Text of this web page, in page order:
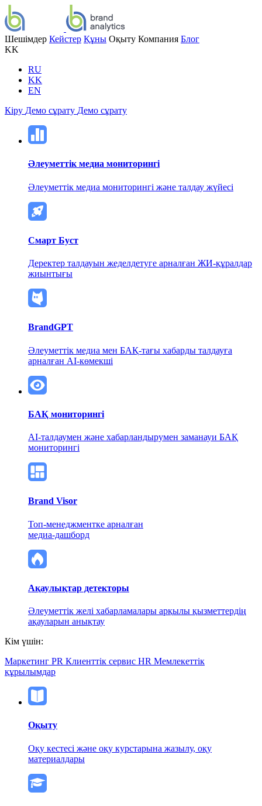
Шешімдер Кейстер Құны Оқыту Компания Блог
KK
RU
KK
EN
Кіру Демо сұрату Демо сұрату
Әлеуметтік медиа мониторингі
Әлеуметтік медиа мониторингі және талдау жүйесі
Смарт Буст
Деректер талдауын жеделдетуге арналған ЖИ-құралдар
жиынтығы
BrandGPT
Әлеуметтік медиа мен БАҚ-тағы хабарды талдауға
арналған AI-көмекші
БАҚ мониторингі
AI-талдаумен және хабарландырумен заманауи БАҚ
мониторингі
Brand Visor
Топ-менеджментке арналған
медиа-дашборд
Ақаулықтар детекторы
Әлеуметтік желі хабарламалары арқылы қызметтердің
ақауларын анықтау
Кім үшін:
Маркетинг PR Клиенттік сервис HR Мемлекеттік
құрылымдар
Оқыту
Оқу кестесі және оқу курстарына жазылу, оқу
материалдары